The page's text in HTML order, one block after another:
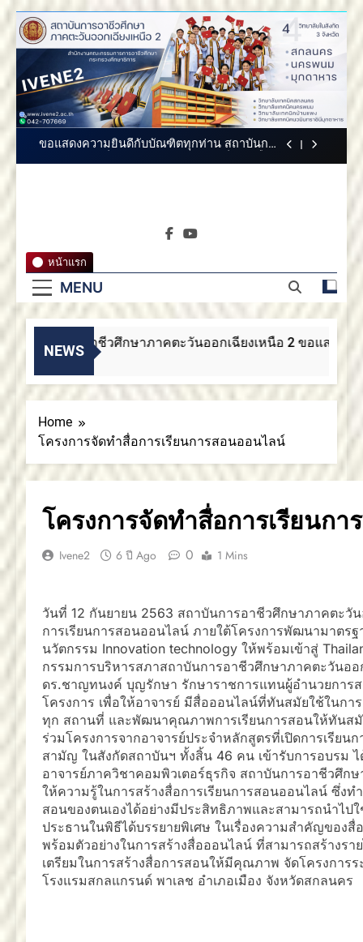
Skip
to
สถาบันการอาชีวศึกษาภาคตะวันออกเฉียงเหนือ
2 ขอแสดงความยินดี
สถาบันการอาชีวศึกษาภาคตะวันออกเฉียง
เหนือ 2 ขอแสดงความยินดี
สถาบันการอาชีวศึกษาภาคตะวันออกเฉียงเหนือ
2 ประกาศสรรหากรรมการสภาสถาบันผู้ทรง
ขอแสดงความยินดีกับบัณฑิตทุกท่าน สถาบันการ
เหนือ 2 ขอแสดงความยินดี
สถาบันการอาชีวศึกษาภาคตะวันออกเฉียงเหนือ
2 ประกาศสรรหากรรมการสภาสถาบันผู้ทรง
คุณวุฒิ
ขอแสดงความยินดีกับบัณฑิตทุกท่าน สถาบันการ
อาชีวศึกษาภาคตะวันออกเฉียงเหนือ 2
สถาบันการอาชีวศึกษาภาคตะวันออกเฉียงเหนือ
2 ขอแสดงความยินดี
สถาบันการ
ภาคตะวัน
ออกเฉียง
เหนือ 2
สถาบันการอาชีวศึกษาภาค
MENU
หน้าแรก
NEWS
าบันการอาชีวศึกษาภาคตะวันออกเฉียงเหนือ 2 ขอแสดงความ
Home
โครงการจัดทำสื่อการเรียนการสอนออนไลน์
โครงการจัดทำสื่อการเรียนก
Ivene2 6 ปี Ago 0 1 Mins
วันที่ 12 กันยายน 2563 สถาบันการอาชีวศึกษาภาคตะวั
การเรียนการสอนออนไลน์ ภายใต้โครงการพัฒนามาตร
นวัตกรรม Innovation technology ให้พร้อมเข้าสู่
กรรมการบริหารสภาสถาบันการอาชีวศึกษาภาคตะวันออ
ดร.ชาญทนงค์ บุญรักษา รักษาราชการแทนผู้อำนวยการ
โครงการ เพื่อให้อาจารย์ มีสื่อออนไลน์ที่ทันสมัยใช้ในการ
ทุก สถานที่ และพัฒนาคุณภาพการเรียนการสอนให้ทันสมั
ร่วมโครงการจากอาจารย์ประจำหลักสูตรที่เปิดการเรีย
สามัญ ในสังกัดสถาบันฯ ทั้งสิ้น 46 คน เข้ารับการอบรม
อาจารย์ภาควิชาคอมพิวเตอร์ธุรกิจ สถาบันการอาชีวศึก
ให้ความรู้ในการสร้างสื่อการเรียนการสอนออนไลน์ ซึ่งท
สอนของตนเองได้อย่างมีประสิทธิภาพและสามารถนำไป
ประธานในพิธีได้บรรยายพิเศษ ในเรื่องความสำคัญของ
พร้อมตัวอย่างในการสร้างสื่อออนไลน์ ที่สามารถสร้างรา
เตรียมในการสร้างสื่อการสอนให้มีคุณภาพ จัดโครงการ
โรงแรมสกลแกรนด์ พาเลช อำเภอเมือง จังหวัดสกลนคร